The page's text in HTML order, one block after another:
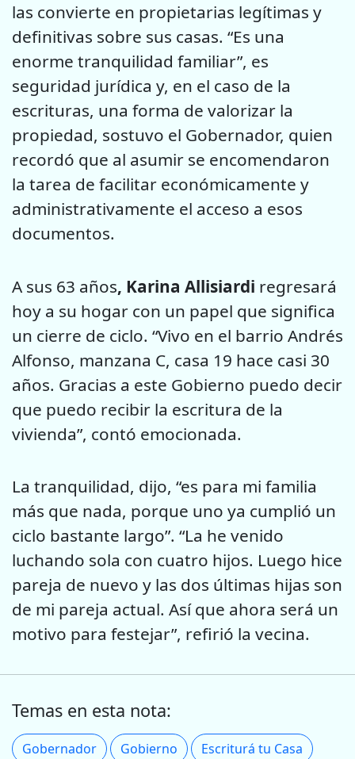
las convierte en propietarias legítimas y
definitivas sobre sus casas. “Es una
enorme tranquilidad familiar”, es
seguridad jurídica y, en el caso de la
escrituras, una forma de valorizar la
propiedad, sostuvo el Gobernador, quien
recordó que al asumir se encomendaron
la tarea de facilitar económicamente y
administrativamente el acceso a esos
documentos.
A sus 63 años, Karina Allisiardi regresará
hoy a su hogar con un papel que significa
un cierre de ciclo. “Vivo en el barrio Andrés
Alfonso, manzana C, casa 19 hace casi 30
años. Gracias a este Gobierno puedo decir
que puedo recibir la escritura de la
vivienda”, contó emocionada.
La tranquilidad, dijo, “es para mi familia
más que nada, porque uno ya cumplió un
ciclo bastante largo”. “La he venido
luchando sola con cuatro hijos. Luego hice
pareja de nuevo y las dos últimas hijas son
de mi pareja actual. Así que ahora será un
motivo para festejar”, refirió la vecina.
Temas en esta nota:
Gobernador Gobierno Escriturá tu Casa